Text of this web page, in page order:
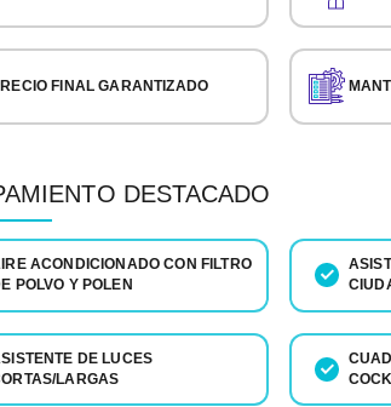
FINAL GARANTIZADO
DESTACADO
ACONDICIONADO CON FILTRO
POLVO Y POLEN
DE LUCES
LARGAS